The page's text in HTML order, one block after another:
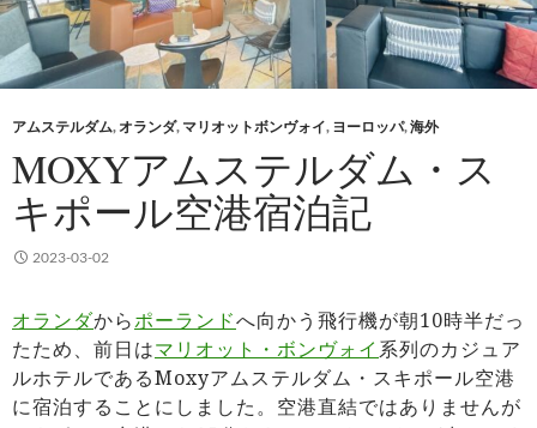
アムステルダム,オランダ, マリオットボンヴォイ, ヨーロッパ,海外
MOXYアムステルダム・ス
キポール空港宿泊記
2023-03-02
オランダからポーランドへ向かう飛行機が朝10時半だっ
たため、前日はマリオット・ボンヴォイ 系列のカジュア
ルホテルであるMoxyアムステルダム・スキポール空港
に宿泊することにしました。空港直結ではありませんが